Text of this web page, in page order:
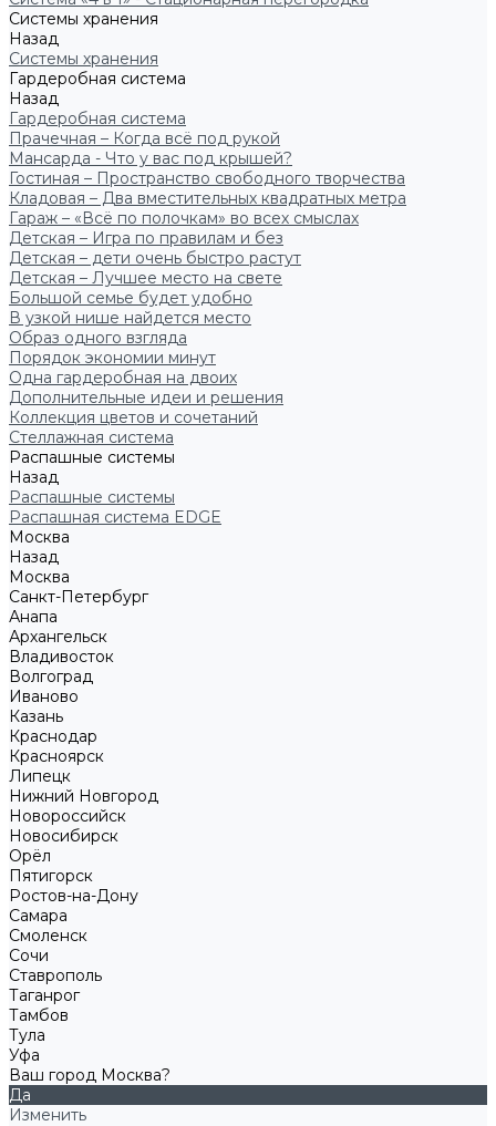
Системы хранения
Назад
Системы хранения
Гардеробная система
Назад
Гардеробная система
Прачечная – Когда всё под рукой
Мансарда - Что у вас под крышей?
Гостиная – Пространство свободного творчества
Кладовая – Два вместительных квадратных метра
Гараж – «Всё по полочкам» во всех смыслах
Детская – Игра по правилам и без
Детская – дети очень быстро растут
Детская – Лучшее место на свете
Большой семье будет удобно
В узкой нише найдется место
Образ одного взгляда
Порядок экономии минут
Одна гардеробная на двоих
Дополнительные идеи и решения
Коллекция цветов и сочетаний
Стеллажная система
Распашные системы
Назад
Распашные системы
Распашная система EDGE
Москва
Назад
Москва
Санкт-Петербург
Анапа
Архангельск
Владивосток
Волгоград
Иваново
Казань
Краснодар
Красноярск
Липецк
Нижний Новгород
Новороссийск
Новосибирск
Орёл
Пятигорск
Ростов-на-Дону
Самара
Смоленск
Сочи
Ставрополь
Таганрог
Тамбов
Тула
Уфа
Ваш город Москва?
Да
Изменить